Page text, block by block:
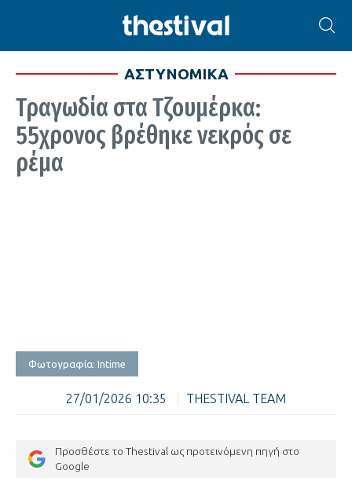
ΑΣΤΥΝΟΜΙΚΑ
Τραγωδία στα Τζουμέρκα:
55χρονος βρέθηκε νεκρός σε
ρέμα
Φωτογραφία: Intime
27/01/2026 10:35 THESTIVAL TEAM
Προσθέστε το Thestival ως προτεινόμενη πηγή στο
Google